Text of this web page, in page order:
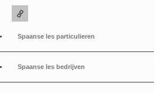
Spaanse les particulieren
Spaanse les bedrijven